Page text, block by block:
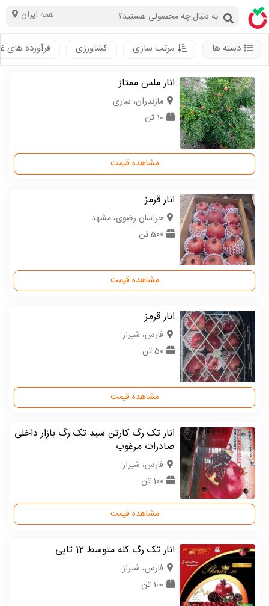
همه ایران
دسته ها مرتب سازی کشاورزی فرآورده های
انار ملس ممتاز
مازندران، ساری
10 تن
مشاهده قیمت
انار قرمز
خراسان رضوی، مشهد
500 تن
مشاهده قیمت
انار قرمز
فارس، شیراز
50 تن
مشاهده قیمت
انار تک رگ کارتن سبد تک رگ بازار داخلی
صادرات مرغوب
فارس، شیراز
100 تن
مشاهده قیمت
انار تک رگ کله متوسط 12 تایی
فارس، شیراز
100 تن